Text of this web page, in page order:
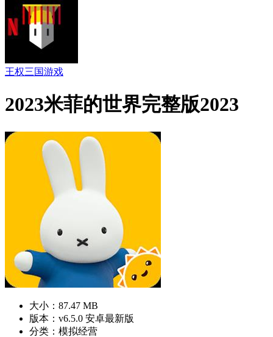
王权三国游戏
2023米菲的世界完整版2023
大小：87.47 MB
版本：v6.5.0 安卓最新版
分类：模拟经营